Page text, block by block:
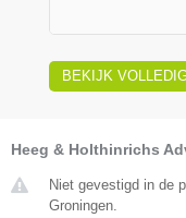
BEKIJK
Heeg & Holthinrichs
Niet gevestigd in de
Groningen.